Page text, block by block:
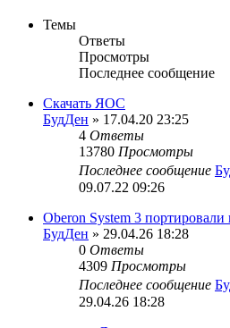
Темы
Ответы
Просмотры
Последнее сообщение
Скачать ЯОС
БудДен » 17.04.20 23:25
4 Ответы
13780 Просмотры
Последнее сообщение
09.07.22 09:26
Oberon System 3 портировали
БудДен » 29.04.26 18:28
0 Ответы
4309 Просмотры
Последнее сообщение
29.04.26 18:28